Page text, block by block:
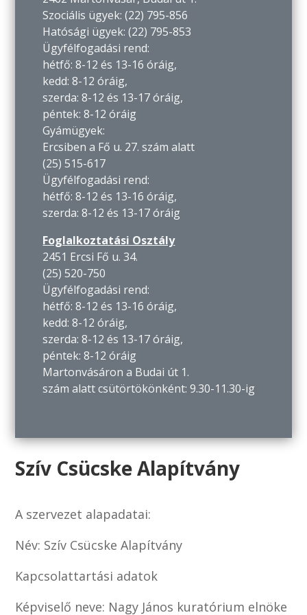
Szociális ügyek: (22) 795-856
Hatósági ügyek: (22) 795-853
Ügyfélfogadási rend:
hétfő: 8-12 és 13-16 óráig,
kedd: 8-12 óráig,
szerda: 8-12 és 13-17 óráig,
péntek: 8-12 óráig
Gyámügyek:
Ercsiben a Fő u. 27. szám alatt
(25) 515-617
Ügyfélfogadási rend:
hétfő: 8-12 és 13-16 óráig,
szerda: 8-12 és 13-17 óráig
Foglalkoztatási Osztály
2451 Ercsi Fő u. 34.
(25) 520-750
Ügyfélfogadási rend:
hétfő: 8-12 és 13-16 óráig,
kedd: 8-12 óráig,
szerda: 8-12 és 13-17 óráig,
péntek: 8-12 óráig
Martonvásáron a Budai út 1.
szám alatt csütörtökönként: 9.30-11.30-ig
Szív Csücske Alapítvány
A szervezet alapadatai:
Név: Szív Csücske Alapítvány
Kapcsolattartási adatok
Képviselő neve: Nagy János kuratórium elnöke